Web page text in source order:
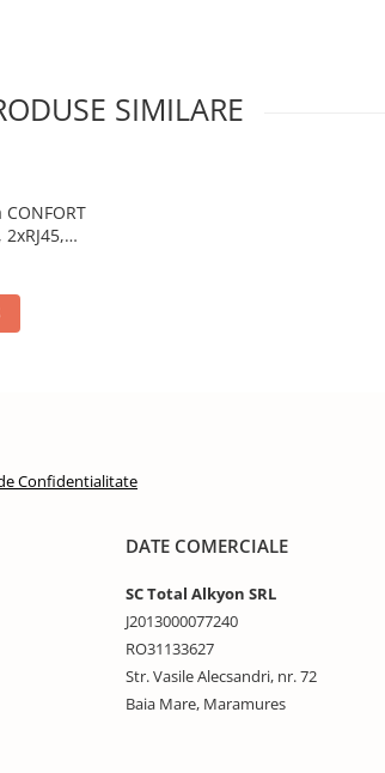
SIMILARE
2xRJ45,
Confidentialitate
DATE COMERCIALE
SC Total Alkyon SRL
J2013000077240
RO31133627
Str. Vasile Alecsandri, nr. 72
Baia Mare, Maramures